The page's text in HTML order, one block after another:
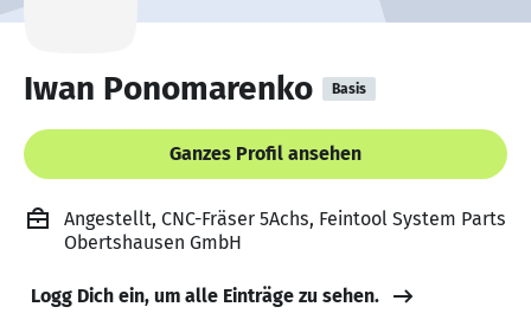
Iwan Ponomarenko Basis
Ganzes Profil ansehen
Angestellt, CNC-Fräser 5Achs, Feintool System Parts
Obertshausen GmbH
Logg Dich ein, um alle Einträge zu sehen.